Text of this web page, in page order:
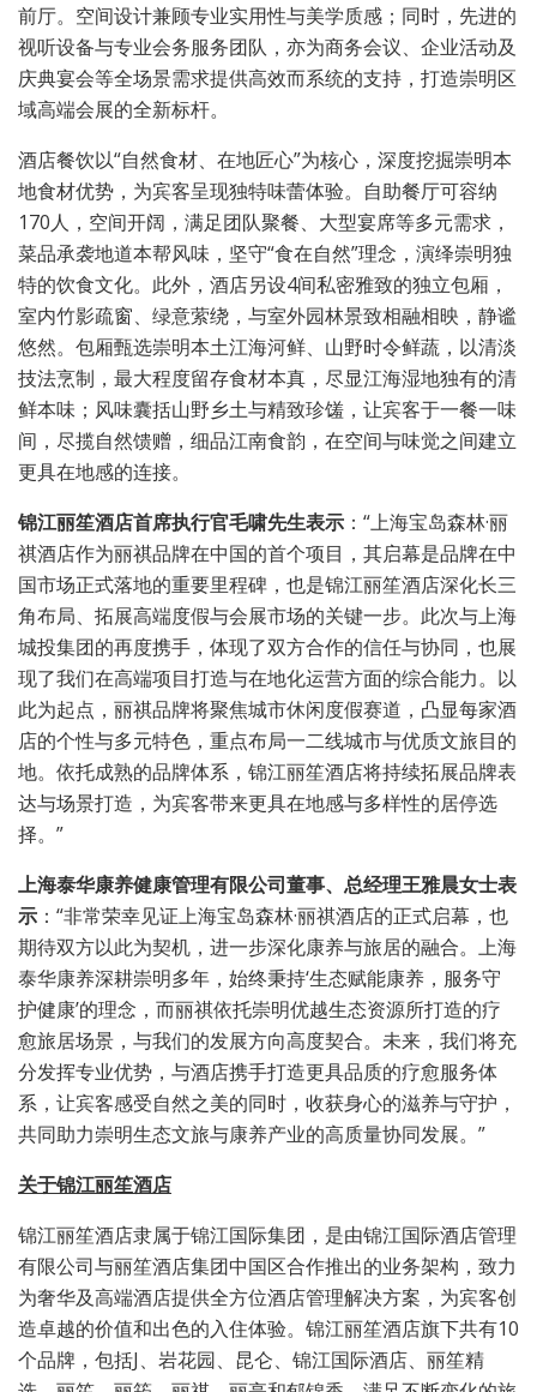
前厅。空间设计兼顾专业实用性与美学质感；同时，先进的
视听设备与专业会务服务团队，亦为商务会议、企业活动及
庆典宴会等全场景需求提供高效而系统的支持，打造崇明区
域高端会展的全新标杆。
酒店餐饮以“自然食材、在地匠心”为核心，深度挖掘崇明本
地食材优势，为宾客呈现独特味蕾体验。自助餐厅可容纳
170人，空间开阔，满足团队聚餐、大型宴席等多元需求，
菜品承袭地道本帮风味，坚守“食在自然”理念，演绎崇明独
特的饮食文化。此外，酒店另设4间私密雅致的独立包厢，
室内竹影疏窗、绿意萦绕，与室外园林景致相融相映，静谧
悠然。包厢甄选崇明本土江海河鲜、山野时令鲜蔬，以清淡
技法烹制，最大程度留存食材本真，尽显江海湿地独有的清
鲜本味；风味囊括山野乡土与精致珍馐，让宾客于一餐一味
间，尽揽自然馈赠，细品江南食韵，在空间与味觉之间建立
更具在地感的连接。
锦江丽笙酒店首席执行官毛啸先生表示 ：“上海宝岛森林·丽
祺酒店作为丽祺品牌在中国的首个项目，其启幕是品牌在中
国市场正式落地的重要里程碑，也是锦江丽笙酒店深化长三
角布局、拓展高端度假与会展市场的关键一步。此次与上海
城投集团的再度携手，体现了双方合作的信任与协同，也展
现了我们在高端项目打造与在地化运营方面的综合能力。以
此为起点，丽祺品牌将聚焦城市休闲度假赛道，凸显每家酒
店的个性与多元特色，重点布局一二线城市与优质文旅目的
地。依托成熟的品牌体系，锦江丽笙酒店将持续拓展品牌表
达与场景打造，为宾客带来更具在地感与多样性的居停选
择。”
上海泰华康养健康管理有限公司董事、总经理王雅晨女士表
示 ：“非常荣幸见证上海宝岛森林·丽祺酒店的正式启幕，也
期待双方以此为契机，进一步深化康养与旅居的融合。上海
泰华康养深耕崇明多年，始终秉持‘生态赋能康养，服务守
护健康’的理念，而丽祺依托崇明优越生态资源所打造的疗
愈旅居场景，与我们的发展方向高度契合。未来，我们将充
分发挥专业优势，与酒店携手打造更具品质的疗愈服务体
系，让宾客感受自然之美的同时，收获身心的滋养与守护，
共同助力崇明生态文旅与康养产业的高质量协同发展。”
关于锦江丽笙酒店
锦江丽笙酒店隶属于锦江国际集团，是由锦江国际酒店管理
有限公司与丽笙酒店集团中国区合作推出的业务架构，致力
为奢华及高端酒店提供全方位酒店管理解决方案，为宾客创
造卓越的价值和出色的入住体验。锦江丽笙酒店旗下共有10
个品牌，包括J、岩花园、昆仑、锦江国际酒店、丽笙精